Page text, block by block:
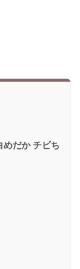
めだか チビち